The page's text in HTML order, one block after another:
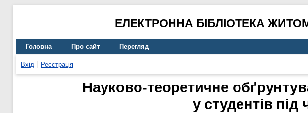
ЕЛЕКТРОННА БІБЛІОТЕКА
Головна Про сайт Перегляд
Вхід Реєстрація
Науково-теоретичне
у студентів під